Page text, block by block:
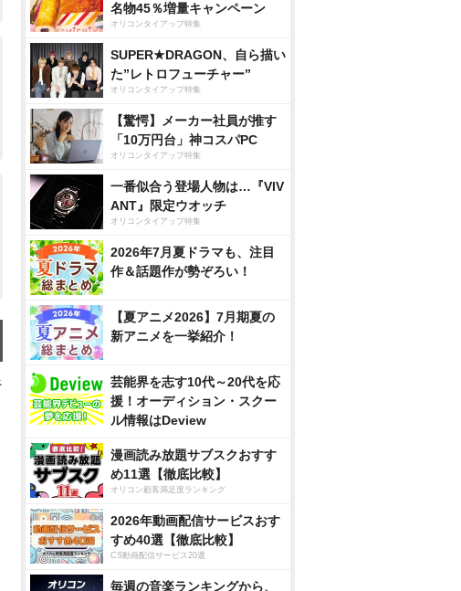
名物45％増量キャンペーン
オリコンタイアップ特集
SUPER★DRAGON、自ら描い
た”レトロフューチャー”
オリコンタイアップ特集
【驚愕】メーカー社員が推す
「10万円台」神コスパPC
オリコンタイアップ特集
一番似合う登場人物は…『VIV
ANT』限定ウオッチ
オリコンタイアップ特集
2026年7月夏ドラマも、注目
作＆話題作が勢ぞろい！
【夏アニメ2026】7月期夏の
新アニメを一挙紹介！
芸能界を志す10代～20代を応
援！オーディション・スクー
ル情報はDeview
漫画読み放題サブスクおすす
め11選【徹底比較】
オリコン顧客満足度ランキング
2026年動画配信サービスおす
すめ40選【徹底比較】
CS動画配信サービス20選
毎週の音楽ランキングから、